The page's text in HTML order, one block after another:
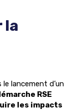
la
lancement d’un
RSE
les impacts